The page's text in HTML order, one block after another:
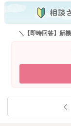
＼【即時回答】新